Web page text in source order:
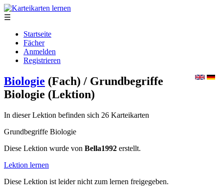
☰
Startseite
Fächer
Anmelden
Registrieren
Biologie (Fach) / Grundbegriffe
Biologie (Lektion)
In dieser Lektion befinden sich 26 Karteikarten
Grundbegriffe Biologie
Diese Lektion wurde von Bella1992 erstellt.
Lektion lernen
Diese Lektion ist leider nicht zum lernen freigegeben.